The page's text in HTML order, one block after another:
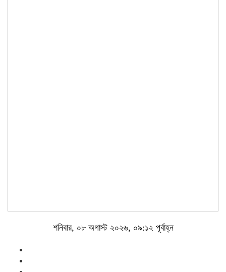
শনিবার, ০৮ অগাস্ট ২০২৬, ০৯:১২ পূর্বাহ্ন